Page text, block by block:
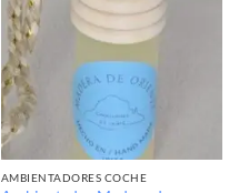
AMBIENTADORES COCHE